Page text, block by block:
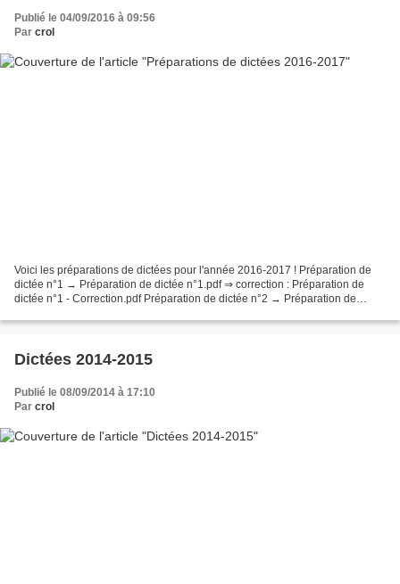
Publié le 04/09/2016 à 09:56
Par crol
Voici les préparations de dictées pour l'année 2016-2017 ! Préparation de
dictée n°1 → Préparation de dictée n°1.pdf ⇒ correction : Préparation de
dictée n°1 - Correction.pdf Préparation de dictée n°2 → Préparation de
Dictées 2014-2015
Publié le 08/09/2014 à 17:10
Par crol